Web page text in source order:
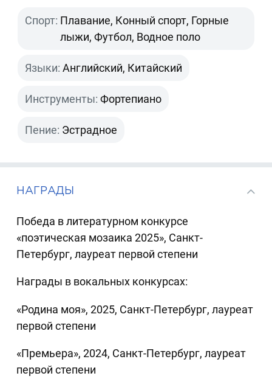
Спорт: Плавание, Конный спорт, Горные
лыжи, Футбол, Водное поло
Языки: Английский, Китайский
Инструменты: Фортепиано
Пение: Эстрадное
НАГРАДЫ
Победа в литературном конкурсе
«поэтическая мозаика 2025», Санкт-
Петербург, лауреат первой степени
Награды в вокальных конкурсах:
«Родина моя», 2025, Санкт-Петербург, лауреат
первой степени
«Премьера», 2024, Санкт-Петербург, лауреат
первой степени